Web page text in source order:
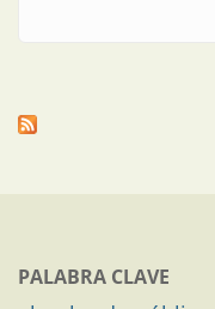
PALABRA CLAVE